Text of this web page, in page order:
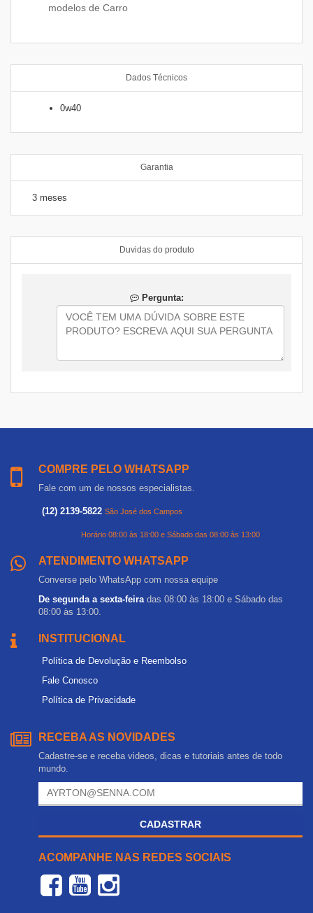
modelos de Carro
Dados Técnicos
0w40
Garantia
3 meses
Duvidas do produto
Pergunta:
COMPRE PELO WHATSAPP
Fale com um de nossos especialistas.
(12) 2139-5822 São José dos Campos
Horário 08:00 às 18:00 e Sábado das 08:00 às 13:00
ATENDIMENTO WHATSAPP
Converse pelo WhatsApp com nossa equipe
De segunda a sexta-feira das 08:00 às 18:00 e Sábado das
08:00 às 13:00.
INSTITUCIONAL
Política de Devolução e Reembolso
Fale Conosco
Política de Privacidade
RECEBA AS NOVIDADES
Cadastre-se e receba videos, dicas e tutoriais antes de todo
mundo.
CADASTRAR
ACOMPANHE NAS REDES SOCIAIS